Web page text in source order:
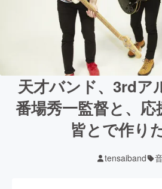
天才バンド、3rdア
番場秀一監督と、
皆とで作り
tensaiband